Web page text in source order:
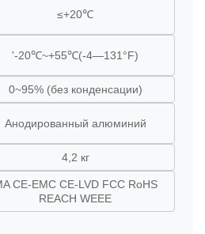
≤+20℃
'-20℃~+55℃(-4—131°F)
0~95% (без конденсации)
Анодированный алюминий
4,2 кг
CE-EMC CE-LVD FCC RoHS
REACH WEEE